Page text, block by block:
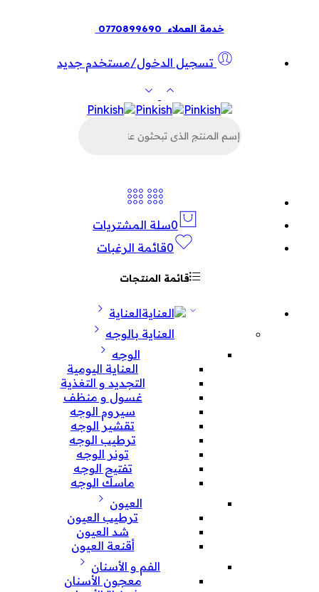
خدمة العملاء 0770899690
تسجيل الدخول/مستخدم جديد
عن
0سلة المشتريات
0قائمة الرغبات
قائمة المنتجات
العناية
العناية بالوجه
الوجه
العناية اليومية
التجديد و التغذية
غسول و منظف
سيروم الوجه
تقشير الوجه
ترطيب الوجه
تونر الوجه
تفتيح الوجه
ماسك الوجه
العيون
ترطيب العيون
شد العيون
أقنعة العيون
الفم و الأسنان
معجون الأسنان